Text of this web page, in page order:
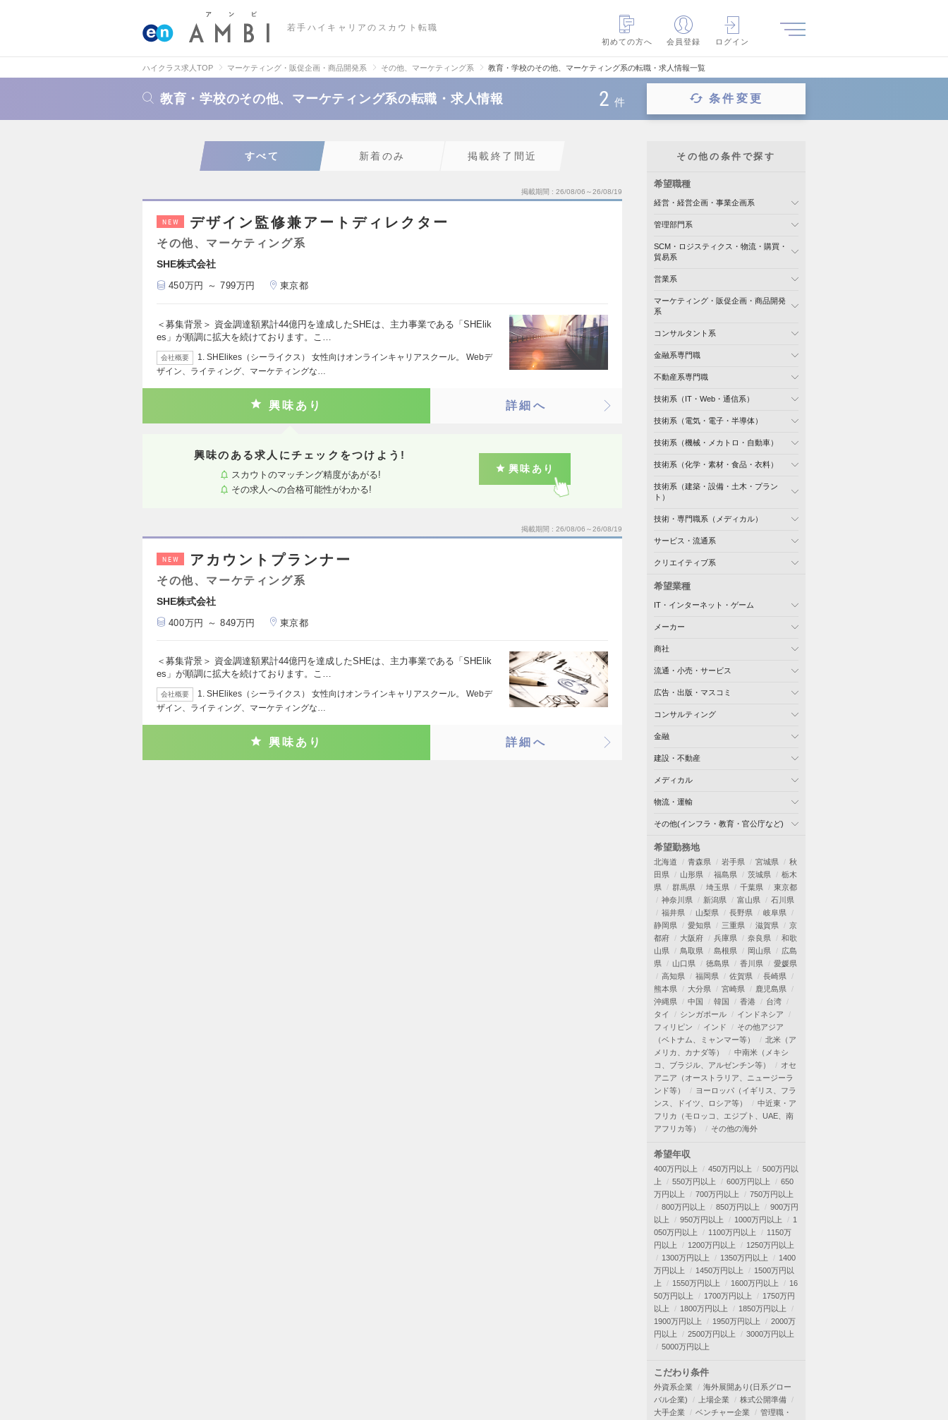
若手ハイキャリアのスカウト転職
初めての方へ
会員登録 ログイン
ハイクラス求人TOP マーケティング・販促企画・商品開発系 その他、マーケティング系 教育・学校のその他、マーケティング系の転職・求人情報一覧
教育・学校のその他、マーケティング系の転職・求人情報 2 件 条件変更
すべて 新着のみ 掲載終了間近
掲載期間 26/08/06～26/08/19
NEW デザイン監修兼アートディレクター
その他、マーケティング系
SHE株式会社
450万円 ～ 799万円 東京都
＜募集背景＞ 資金調達額累計44億円を達成したSHEは、主力事業である「SHElik
es」が順調に拡大を続けております。こ…
会社概要
1. SHElikes（シーライクス） 女性向けオンラインキャリアスクール。 Webデ
ザイン、ライティング、マーケティングな…
興味あり 詳細へ
興味のある求人にチェックをつけよう!
スカウトのマッチング精度があがる!
その求人への合格可能性がわかる!
興味あり
掲載期間 26/08/06～26/08/19
NEW アカウントプランナー
その他、マーケティング系
SHE株式会社
400万円 ～ 849万円 東京都
＜募集背景＞ 資金調達額累計44億円を達成したSHEは、主力事業である「SHElik
es」が順調に拡大を続けております。こ…
会社概要
1. SHElikes（シーライクス） 女性向けオンラインキャリアスクール。 Webデ
ザイン、ライティング、マーケティングな…
興味あり 詳細へ
その他の条件で探す
希望職種
経営・経営企画・事業企画系
管理部門系
SCM・ロジスティクス・物流・購買・
貿易系
営業系
マーケティング・販促企画・商品開発
系
コンサルタント系
金融系専門職
不動産系専門職
技術系（IT・Web・通信系）
技術系（電気・電子・半導体）
技術系（機械・メカトロ・自動車）
技術系（化学・素材・食品・衣料）
技術系（建築・設備・土木・プラン
ト）
技術・専門職系（メディカル）
サービス・流通系
クリエイティブ系
希望業種
IT・インターネット・ゲーム
メーカー
商社
流通・小売・サービス
広告・出版・マスコミ
コンサルティング
金融
建設・不動産
メディカル
物流・運輸
その他(インフラ・教育・官公庁など)
希望勤務地
北海道 青森県 岩手県 宮城県
秋
田県
山形県 福島県 茨城県
栃木
県
群馬県 埼玉県 千葉県
東京都
神奈川県
新潟県 富山県
石川県
福井県
山梨県 長野県
岐阜県
静岡県
愛知県 三重県 滋賀県
京
都府
大阪府 兵庫県 奈良県
和歌
山県
鳥取県 島根県 岡山県
広島
県
山口県 徳島県 香川県
愛媛県
高知県
福岡県 佐賀県
長崎県
熊本県
大分県 宮崎県
鹿児島県
沖縄県
中国 韓国 香港
台湾
タイ
シンガポール
インドネシア
フィリピン
インド
その他アジア
（ベトナム、ミャンマー等）
北米（ア
メリカ、カナダ等）
中南米（メキシ
コ、ブラジル、アルゼンチン等）
オセ
アニア（オーストラリア、ニュージーラ
ンド等）
ヨーロッパ（イギリス、フラ
ンス、ドイツ、ロシア等）
中近東・ア
フリカ（モロッコ、エジプト、UAE、南
アフリカ等）
その他の海外
希望年収
400万円以上 450万円以上
500万円以
上
550万円以上 600万円以上
650
万円以上
700万円以上
750万円以上
800万円以上
850万円以上
900万円
以上
950万円以上 1000万円以上
1
050万円以上
1100万円以上
1150万
円以上
1200万円以上
1250万円以上
1300万円以上
1350万円以上
1400
万円以上
1450万円以上
1500万円以
上
1550万円以上 1600万円以上
16
50万円以上
1700万円以上
1750万円
以上
1800万円以上
1850万円以上
1900万円以上
1950万円以上
2000万
円以上
2500万円以上
3000万円以上
5000万円以上
こだわり条件
外資系企業
海外展開あり(日系グロー
バル企業)
上場企業
株式公開準備
大手企業
ベンチャー企業
管理職・